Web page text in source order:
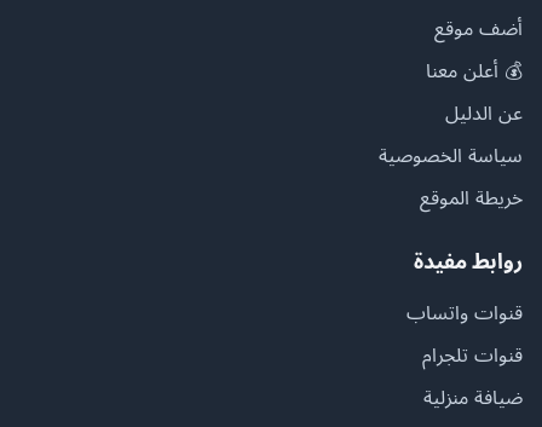
أضف موقع
💰 أعلن معنا
عن الدليل
سياسة الخصوصية
خريطة الموقع
روابط مفيدة
قنوات واتساب
قنوات تلجرام
ضيافة منزلية